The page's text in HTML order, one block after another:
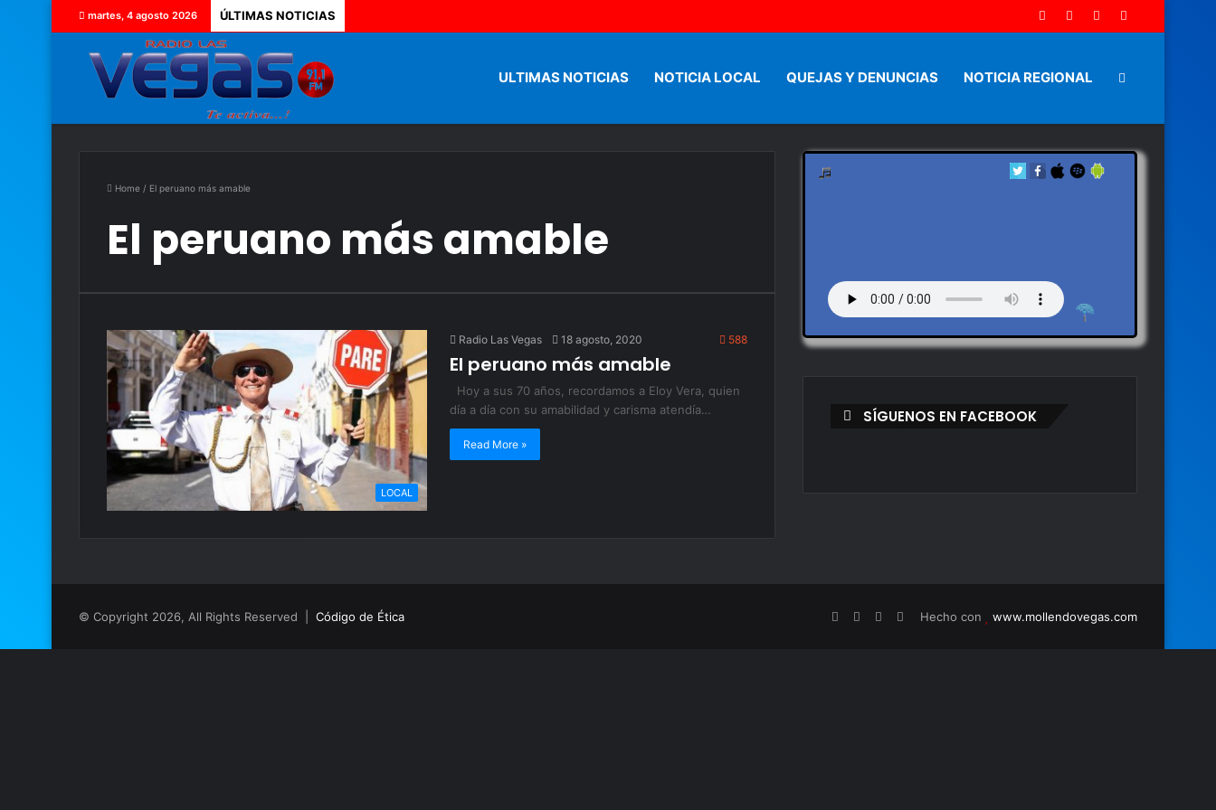
martes, 4 agosto 2026 ÚLTIMAS NOTICIAS
ULTIMAS NOTICIAS NOTICIA LOCAL QUEJAS Y DENUNCIAS NOTICIA REGIONAL Artículo
Home / El peruano más amable
El peruano más amable
LOCAL
Radio Las Vegas 18 agosto, 2020 588
El peruano más amable
Hoy a sus 70 años, recordamos a Eloy Vera, quien
día a día con su amabilidad y carisma atendía…
Read More »
SÍGUENOS EN FACEBOOK
© Copyright 2026, All Rights Reserved | Código de Ética Hecho con www.mollendovegas.com